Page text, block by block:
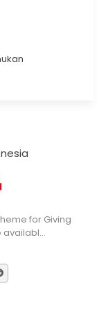
for Giving
availabl…